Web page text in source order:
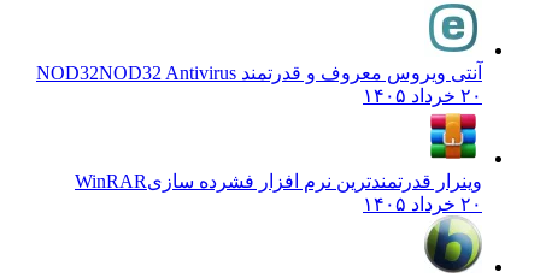
آنتی ویروس معروف و قدرتمند NOD32 NOD32 Antivirus
۲۰ خرداد ۱۴۰۵
وینرار قدرتمندترین نرم افزار فشرده سازیWinRAR
۲۰ خرداد ۱۴۰۵